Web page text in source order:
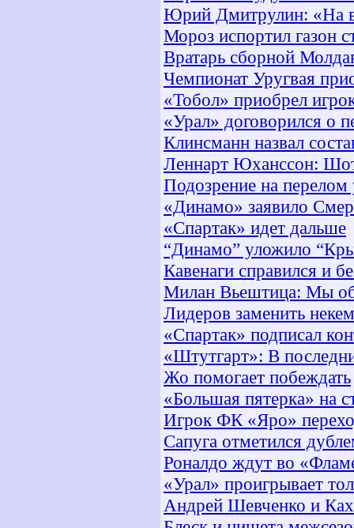
Юрий Дмитрулин: «На
Мороз испортил газон
Вратарь сборной
Чемпионат Уругвая
«Тобол» приобрел
«Урал» договорился о
Клинсманн назвал
Леннарт Юханссон:
Подозрение на перелом
«Динамо» заявило
«Спартак» идет дальше
“Динамо” уложило
Кавенаги справился и
Милан Вьештица: Мы
Лидеров заменить некем
«Спартак» подписал
«Штутгарт»: В
Жо помогает побеждать
«Большая пятерка» на
Игрок ФК «Яро»
Сапуга отметился
Роналдо ждут во
«Урал» проигрывает
Андрей Шевченко и